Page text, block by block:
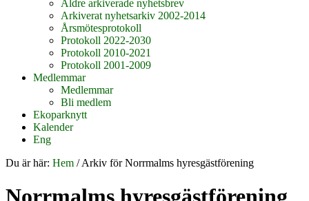
Äldre arkiverade nyhetsbrev
Arkiverat nyhetsarkiv 2002-2014
Årsmötesprotokoll
Protokoll 2022-2030
Protokoll 2010-2021
Protokoll 2001-2009
Medlemmar
Medlemmar
Bli medlem
Ekoparknytt
Kalender
Eng
Du är här: Hem /Arkiv för Norrmalms hyresgästförening